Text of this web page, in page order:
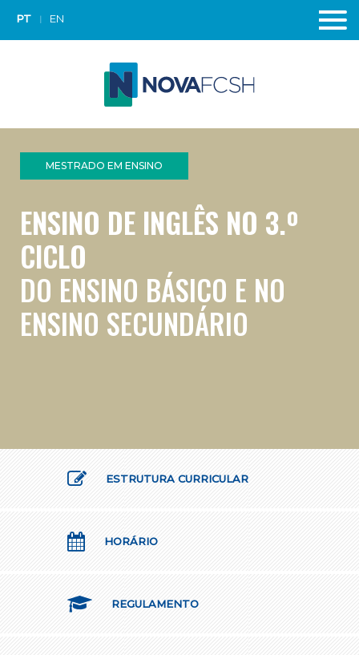
PT EN
MESTRADO EM ENSINO
ENSINO DE INGLÊS NO 3.º
CICLO
DO ENSINO BÁSICO E NO
ENSINO SECUNDÁRIO
ESTRUTURA CURRICULAR
HORÁRIO
REGULAMENTO